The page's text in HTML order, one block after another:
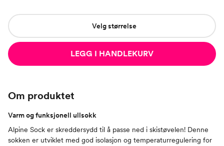
Velg størrelse
LEGG I HANDLEKURV
Om produktet
Varm og funksjonell ullsokk
Alpine Sock er skreddersydd til å passe ned i skistøvelen! Denne
sokken er utviklet med god isolasjon og temperaturregulering for